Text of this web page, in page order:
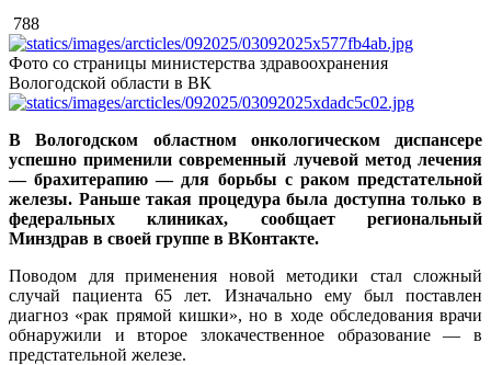
788
Фото со страницы министерства здравоохранения
Вологодской области в ВК
В Вологодском областном онкологическом диспансере
успешно применили современный лучевой метод лечения
— брахитерапию — для борьбы с раком предстательной
железы. Раньше такая процедура была доступна только в
федеральных клиниках, сообщает региональный
Минздрав в своей группе в ВКонтакте.
Поводом для применения новой методики стал сложный
случай пациента 65 лет. Изначально ему был поставлен
диагноз «рак прямой кишки», но в ходе обследования врачи
обнаружили и второе злокачественное образование — в
предстательной железе.